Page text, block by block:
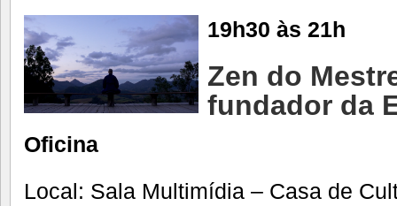
19h30 às 21h
Zen do
fundador da
Oficina
Local: Sala Multimídia – Casa de